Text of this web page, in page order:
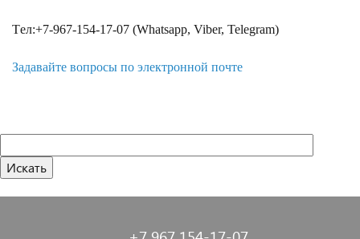
Tел:+7-967-154-17-07 (Whatsapp, Viber, Telegram)
Задавайте вопросы по электронной почте